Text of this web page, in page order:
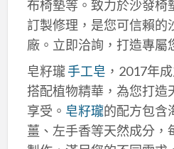
布椅墊等。致力於沙發椅
訂製修理，是您可信賴的
廠。立即洽詢，打造專屬
皂籽瓏手工皂 ，2017年
搭配植物精華，為您打造
享受。 皂籽瓏的配方包含
薑、左手香等天然成分，